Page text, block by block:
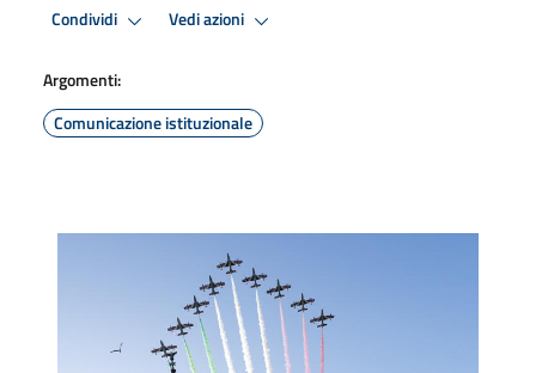
Condividi Vedi azioni
Argomenti:
Comunicazione istituzionale